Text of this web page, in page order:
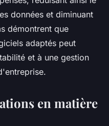
données et diminuant
démontrent que
adaptés peut
et à une gestion
en matière